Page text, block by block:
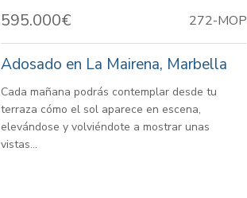
595.000€ 272-MOP
Adosado en La Mairena, Marbella
Cada mañana podrás contemplar desde tu
terraza cómo el sol aparece en escena,
elevándose y volviéndote a mostrar unas
vistas...